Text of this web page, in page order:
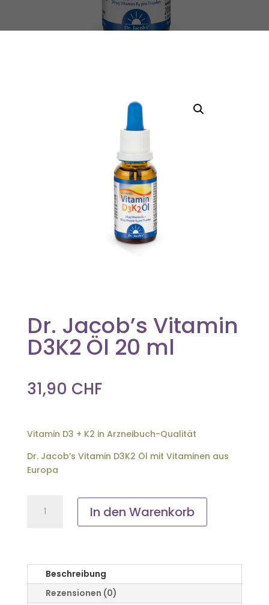
Dr. Jacob’s Vitamin
D3K2 Öl 20 ml
31,90 CHF
Vitamin D3 + K2 in Arzneibuch-Qualität
Dr. Jacob’s Vitamin D3K2 Öl mit Vitaminen aus
Europa
Jacob's
ml
Menge
In den Warenkorb
Beschreibung
Rezensionen (0)